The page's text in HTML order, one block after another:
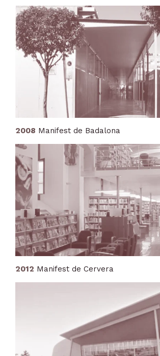
2008 Manifest de Badalona
2012 Manifest de Cervera